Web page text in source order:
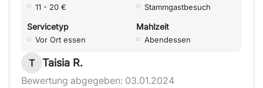
11 - 20 € Stammgastbesuch
Servicetyp
Vor Ort essen
Mahlzeit
Abendessen
T Taisia R.
Bewertung abgegeben: 03.01.2024